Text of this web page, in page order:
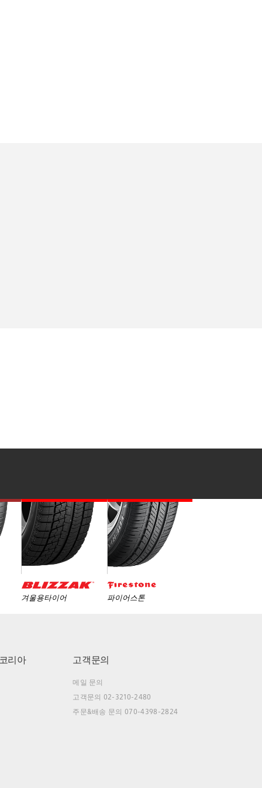
겨울용타이어 파이어스톤
리아 고객문의
메일 문의
고객문의 02-3210-2480
주문&배송 문의 070-4398-2824